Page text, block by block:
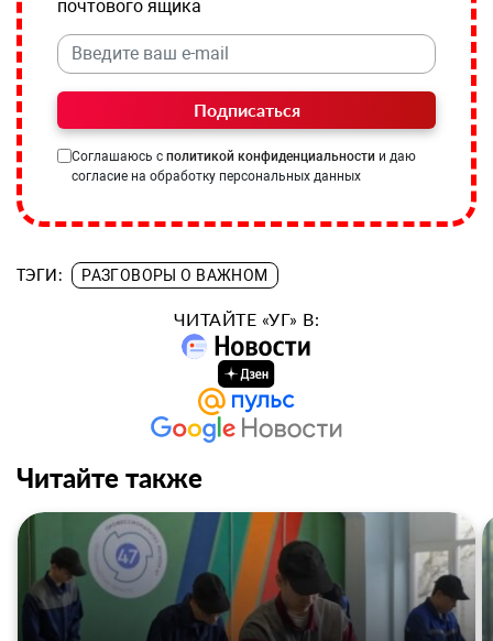
почтового ящика
Подписаться
Соглашаюсь с политикой конфиденциальности и даю
согласие на обработку персональных данных
ТЭГИ: РАЗГОВОРЫ О ВАЖНОМ
ЧИТАЙТЕ «УГ» В:
Читайте также